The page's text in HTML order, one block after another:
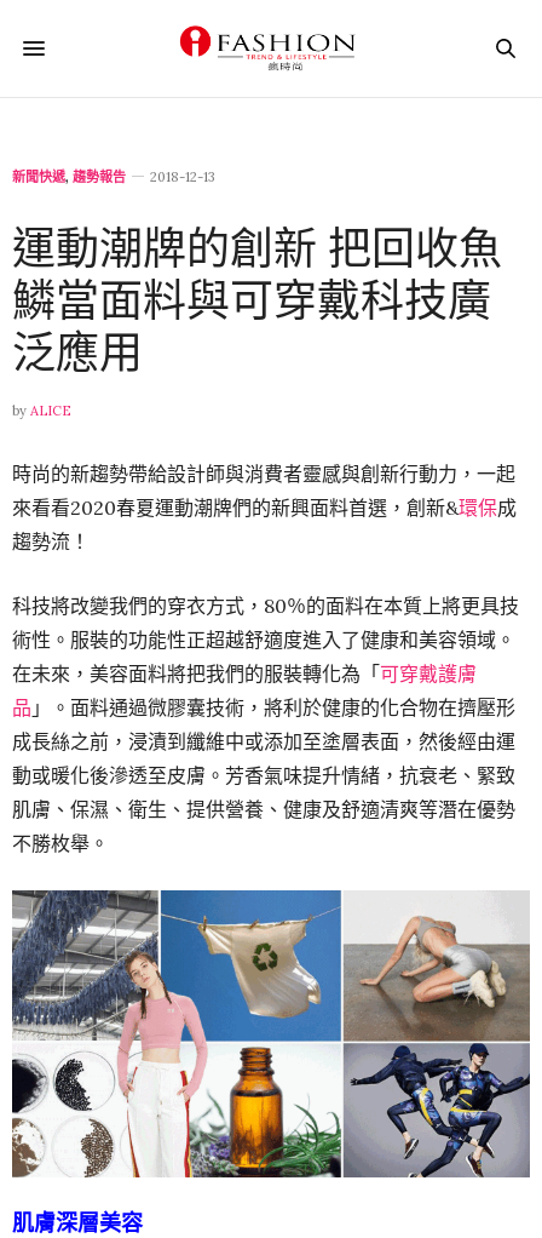
新聞快遞, 趨勢報告 2018-12-13
運動潮牌的創新 把回收魚
鱗當面料與可穿戴科技廣
泛應用
by ALICE
時尚的新趨勢帶給設計師與消費者靈感與創新行動力，一起
來看看2020春夏運動潮牌們的新興面料首選，創新&環保成
趨勢流！
科技將改變我們的穿衣方式，80％的面料在本質上將更具技
術性。服裝的功能性正超越舒適度進入了健康和美容領域。
在未來，美容面料將把我們的服裝轉化為「可穿戴護膚
品 」。面料通過微膠囊技術，將利於健康的化合物在擠壓形
成長絲之前，浸漬到纖維中或添加至塗層表面，然後經由運
動或暖化後滲透至皮膚。芳香氣味提升情緒，抗衰老、緊致
肌膚、保濕、衛生、提供營養、健康及舒適清爽等潛在優勢
不勝枚舉。
肌膚深層美容